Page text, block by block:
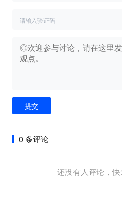
提交
0 条评论
还没有人评论，